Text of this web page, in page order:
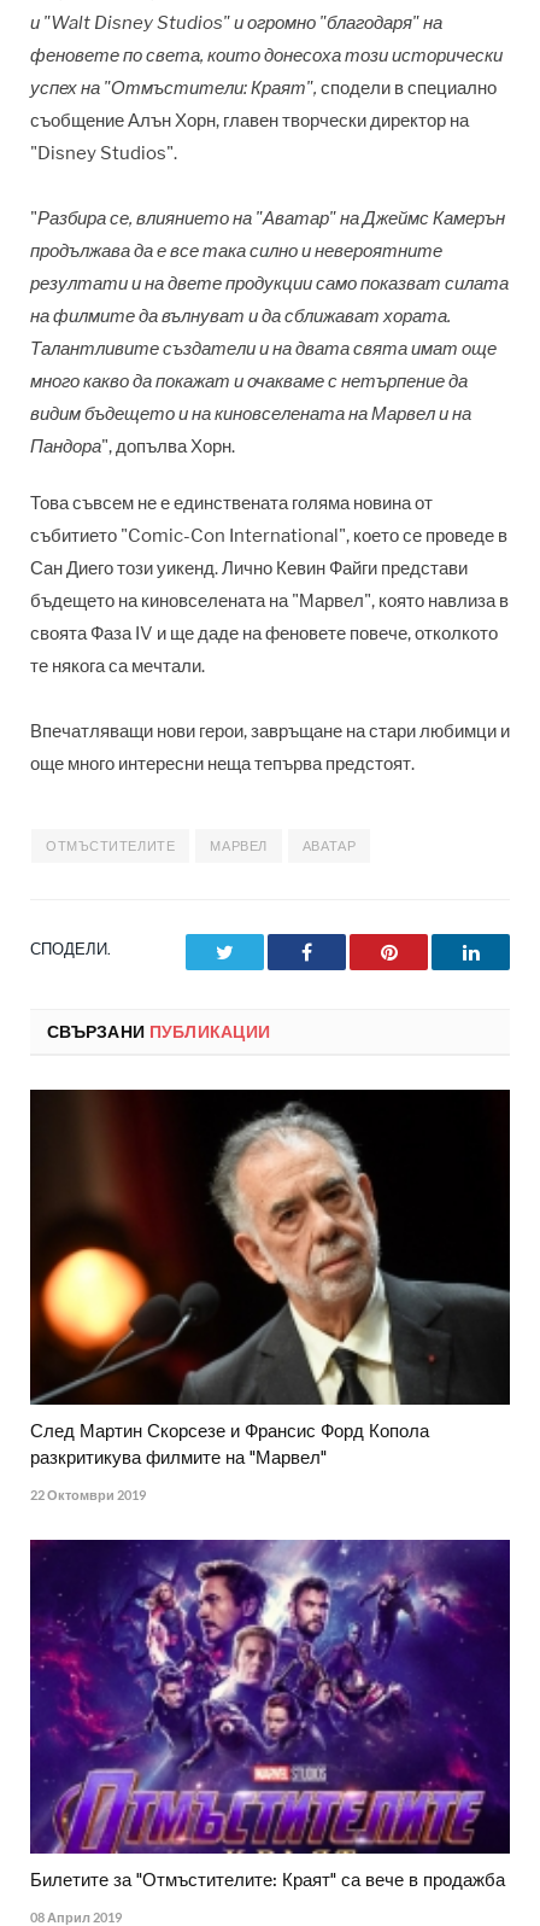
и "Walt Disney Studios" и огромно "благодаря" на
феновете по света, които донесоха този исторически
успех на "Отмъстители: Краят", сподели в специално
съобщение Алън Хорн, главен творчески директор на
"Disney Studios".
"Разбира се, влиянието на "Аватар" на Джеймс Камерън
продължава да е все така силно и невероятните
резултати и на двете продукции само показват силата
на филмите да вълнуват и да сближават хората.
Талантливите създатели и на двата свята имат още
много какво да покажат и очакваме с нетърпение да
видим бъдещето и на киновселената на Марвел и на
Пандора", допълва Хорн.
Това съвсем не е единствената голяма новина от
събитието "Comic-Con International", което се проведе в
Сан Диего този уикенд. Лично Кевин Файги представи
бъдещето на киновселената на "Марвел", която навлиза в
своята Фаза IV и ще даде на феновете повече, отколкото
те някога са мечтали.
Впечатляващи нови герои, завръщане на стари любимци и
още много интересни неща тепърва предстоят.
ОТМЪСТИТЕЛИТЕ МАРВЕЛ АВАТАР
СПОДЕЛИ. Facebook Pinterest
СВЪРЗАНИ ПУБЛИКАЦИИ
След Мартин Скорсезе и Франсис Форд Копола
разкритикува филмите на "Марвел"
22 Октомври 2019
Билетите за "Отмъстителите: Краят" са вече в продажба
08 Април 2019